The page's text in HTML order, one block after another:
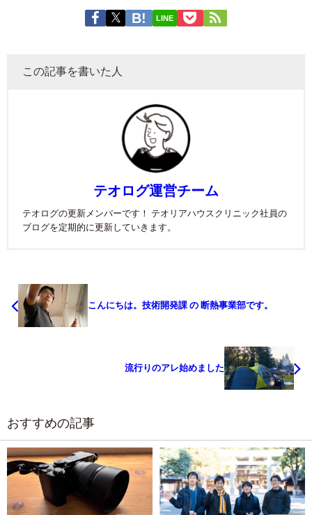
LINE
この記事を書いた人
テオログ運営チーム
テオログの更新メンバーです！ テオリアハウスクリニック社員の
ブログを定期的に更新していきます。
こんにちは。技術開発課 の 断熱事業部です。
流行りのアレ始めました
おすすめの記事